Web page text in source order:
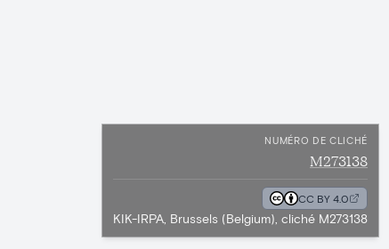
NUMÉRO DE CLICHÉ
M273138
CC BY 4.0
KIK-IRPA, Brussels (Belgium), cliché M273138